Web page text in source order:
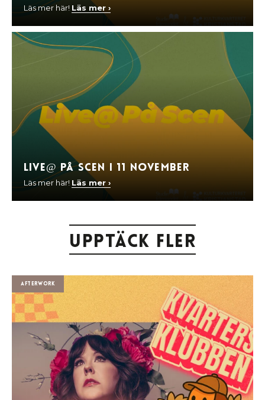
Läs mer här! Läs mer ›
Live@ På Scen I 11 november
Läs mer här! Läs mer ›
Upptäck fler
Afterwork